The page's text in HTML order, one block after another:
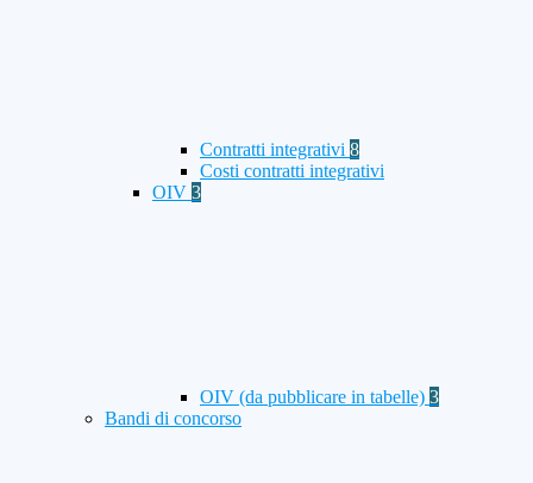
Contratti integrativi 8
Costi contratti integrativi
OIV 3
OIV (da pubblicare in tabelle) 3
Bandi di concorso